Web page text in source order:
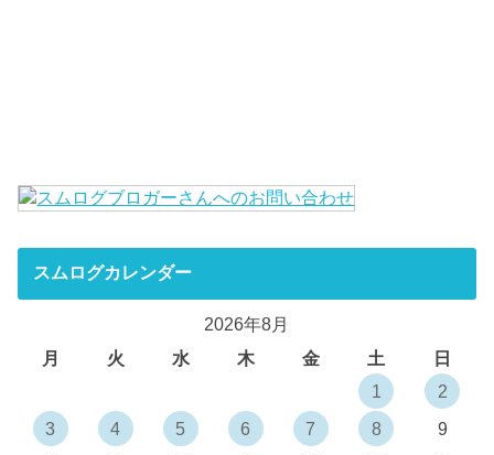
スムログカレンダー
2026年8月
月
火 水 木 金 土
日
1
2
3
4 5 6 7 8
9